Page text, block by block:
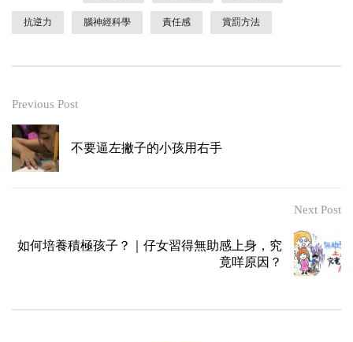
抗逆力 腦神經科學 責任感 賞罰方法
Previous Post
不要逼左撇子的小孩用右手
Next Post
如何培養積極孩子？｜仔女習得無助感上身，究
竟咩原因？